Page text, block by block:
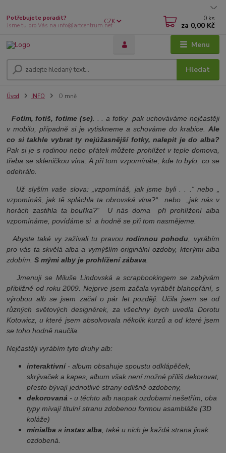
Menu
CZK
Hledat
Potřebujete poradit?
Jsme tu pro Vás na info@artcentrum.net
0 ks
za 0,00 Kč
Úvod INFO O mně
Fotím, fotíš, fotíme (se) . . . a fotky pak uchováváme nejčastěji
v mobilu, případně si je vytiskneme a schováme do krabice. Ale
co si takhle vybrat ty nejúžasnější fotky, nalepit je do alba?
Pak si je s rodinou nebo přáteli můžete prohlížet v teple domova,
třeba se skleničkou vína. A při tom vzpomínáte, kde to bylo, co se
odehrálo.
Už slyším vaše slova: „vzpomínáš, jak jsme byli . . .“ nebo „
vzpomínáš, jak tě spláchla ta obrovská vlna?“ nebo „jak nás v
horách zastihla ta bouřka?“ U nás doma při prohlížení alba
vzpomínáme, povídáme si a hodně se při tom nasmějeme.
Abyste také vy zažívali tu pravourodinnou pohodu , vyrábím
pro vás ta skvělá alba a vymýšlím originální ozdoby, kterými alba
zdobím.S mými alby je prohlížení zábava
Jmenuji se Miluše Lindovská a scrapbookingem se zabývám
přibližně od roku 2009. Nejprve jsem začala vyrábět blahopřání, s
výrobou alb se jsem začal o pár let později. Učila jsem se od
různých světových designérek, za všechny bych uvedla Dorotu
Kotowicz, u které jsem absolvovala několik kurzů a od které jsem
se toho hodně naučila.
Nejčastěji vyrábím tyto druhy alb:
interaktivní - album obsahuje spoustu odklápěček,
skrývaček a kapes, album však není možné příliš dekorovat,
přesto bývají jednotlivé strany odlišně ozdobeny,
dekorovaná - u těchto alb naopak ozdobami nešetřím, oba
typy mívají titulní stranu zdobenou formou asambláže (3D
koláže)
minialba ainstax alba , také u nich je každá strana jinak
ozdobená.